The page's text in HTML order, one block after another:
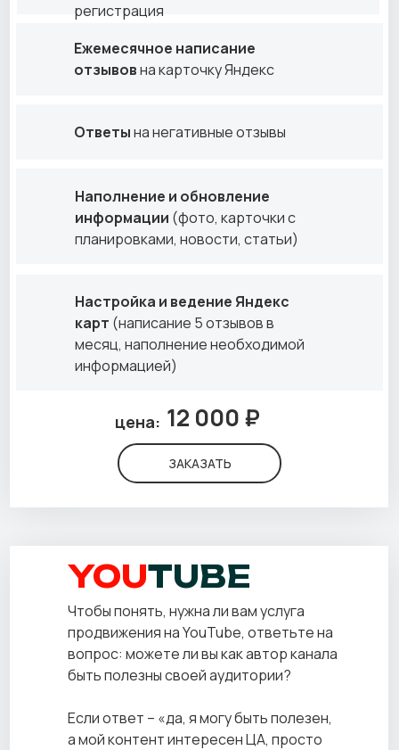
регистрация
Ежемесячное написание
отзывовна карточку Яндекс
Ответына негативные отзывы
Наполнение и обновление
информации (фото, карточки с
планировками, новости, статьи)
Настройка и ведение Яндекс
карт (написание 5 отзывов в
месяц, наполнение необходимой
информацией)
цена: 12 000 ₽
ЗАКАЗАТЬ
YOUTUBE
Чтобы понять, нужна ли вам услуга
продвижения на YouTube, ответьте на
вопрос: можете ли вы как автор канала
быть полезны своей аудитории?
Если ответ – «да, я могу быть полезен,
а мой контент интересен ЦА, просто